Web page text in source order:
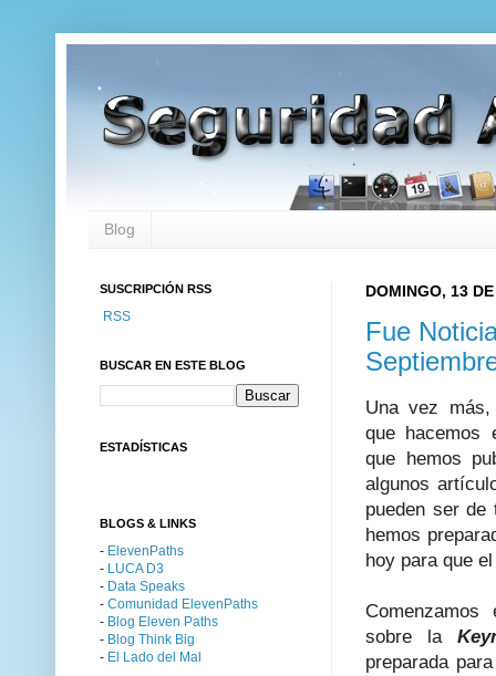
Blog
DOMINGO, 13
Fue
Una vez
que
que hemos
algunos
pueden ser
hemos
hoy para que
sobre la
preparada
SUSCRIPCIÓN RSS
RSS
BUSCAR EN ESTE BLOG
ESTADÍSTICAS
BLOGS & LINKS
- ElevenPaths
- LUCA D3
- Data Speaks
- Comunidad ElevenPaths
- Blog Eleven Paths
- Blog Think Big
- El Lado del Mal